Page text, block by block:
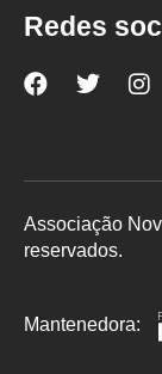
Redes
Nova
Facebook
Nova
Associação
reservados.
Mantenedora: